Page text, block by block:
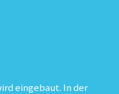
eingebaut. In der